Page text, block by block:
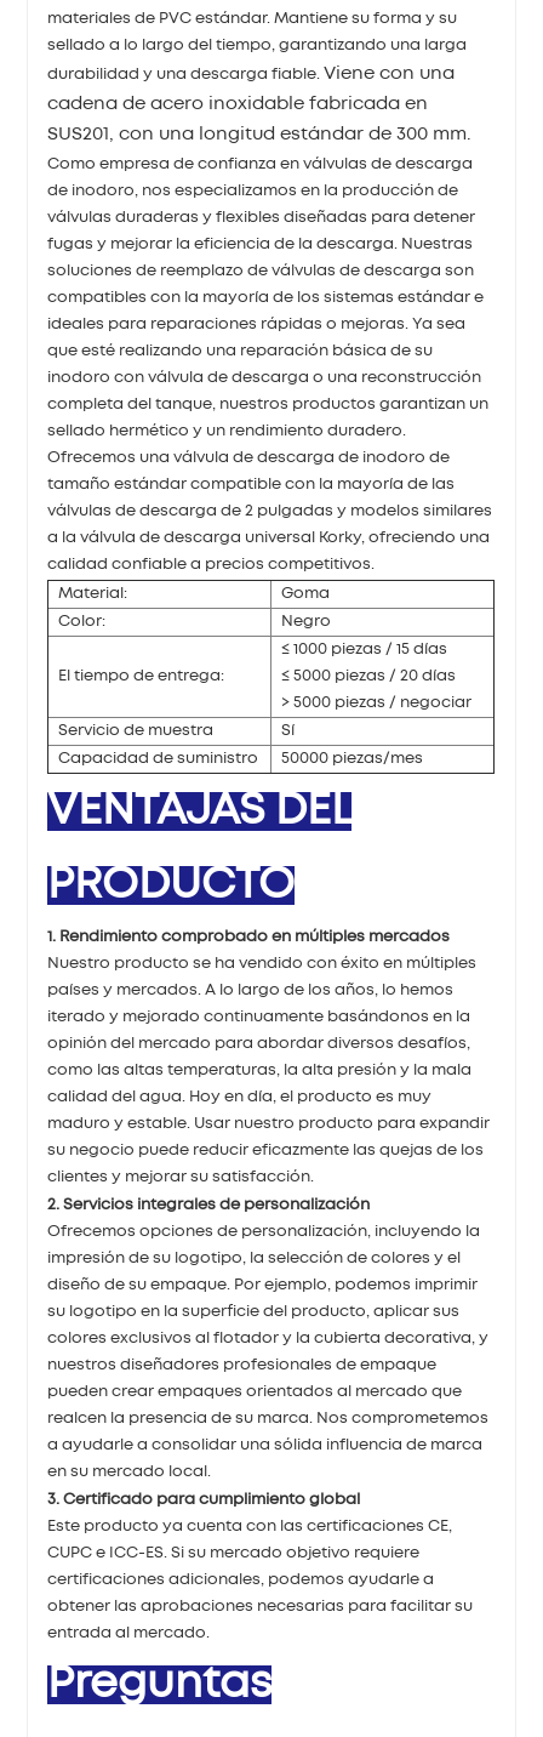
materiales de PVC estándar. Mantiene su forma y su
sellado a lo largo del tiempo, garantizando una larga
durabilidad y una descarga fiable. Viene con una
cadena de acero inoxidable fabricada en
SUS201, con una longitud estándar de 300 mm.
Como empresa de confianza en válvulas de descarga
de inodoro, nos especializamos en la producción de
válvulas duraderas y flexibles diseñadas para detener
fugas y mejorar la eficiencia de la descarga. Nuestras
soluciones de reemplazo de válvulas de descarga son
compatibles con la mayoría de los sistemas estándar e
ideales para reparaciones rápidas o mejoras. Ya sea
que esté realizando una reparación básica de su
inodoro con válvula de descarga o una reconstrucción
completa del tanque, nuestros productos garantizan un
sellado hermético y un rendimiento duradero.
Ofrecemos una válvula de descarga de inodoro de
tamaño estándar compatible con la mayoría de las
válvulas de descarga de 2 pulgadas y modelos similares
a la válvula de descarga universal Korky, ofreciendo una
calidad confiable a precios competitivos.
Material: Goma
Color: Negro
El tiempo de entrega:
≤ 1000 piezas / 15 días
≤ 5000 piezas / 20 días
> 5000 piezas / negociar
Servicio de muestra Sí
Capacidad de suministro 50000 piezas/mes
VENTAJAS DEL
PRODUCTO
1. Rendimiento comprobado en múltiples mercados
Nuestro producto se ha vendido con éxito en múltiples
países y mercados. A lo largo de los años, lo hemos
iterado y mejorado continuamente basándonos en la
opinión del mercado para abordar diversos desafíos,
como las altas temperaturas, la alta presión y la mala
calidad del agua. Hoy en día, el producto es muy
maduro y estable. Usar nuestro producto para expandir
su negocio puede reducir eficazmente las quejas de los
clientes y mejorar su satisfacción.
2. Servicios integrales de personalización
Ofrecemos opciones de personalización, incluyendo la
impresión de su logotipo, la selección de colores y el
diseño de su empaque. Por ejemplo, podemos imprimir
su logotipo en la superficie del producto, aplicar sus
colores exclusivos al flotador y la cubierta decorativa, y
nuestros diseñadores profesionales de empaque
pueden crear empaques orientados al mercado que
realcen la presencia de su marca. Nos comprometemos
a ayudarle a consolidar una sólida influencia de marca
en su mercado local.
3. Certificado para cumplimiento global
Este producto ya cuenta con las certificaciones CE,
CUPC e ICC-ES. Si su mercado objetivo requiere
certificaciones adicionales, podemos ayudarle a
obtener las aprobaciones necesarias para facilitar su
entrada al mercado.
Preguntas